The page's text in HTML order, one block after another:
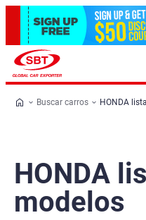
Buscar carros HONDA
HONDA
modelos